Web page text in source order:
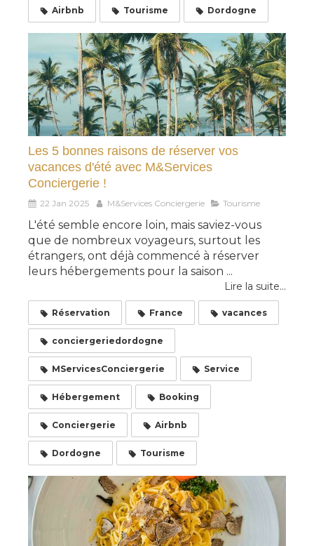
Airbnb Tourisme Dordogne
Les 5 bonnes raisons de réserver vos
vacances d'été avec M&Services
Conciergerie !
22 Jan 2025 M&Services Conciergerie Tourisme
L'été semble encore loin, mais saviez-vous
que de nombreux voyageurs, surtout les
étrangers, ont déjà commencé à réserver
leurs hébergements pour la saison ...
Lire la suite...
Réservation France vacances
conciergeriedordogne
MServicesConciergerie Service
Hébergement Booking
Conciergerie Airbnb
Dordogne Tourisme